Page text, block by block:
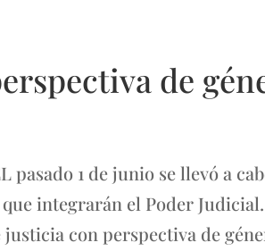
de
1 de junio se llevó a
integrarán el Poder
con perspectiva de